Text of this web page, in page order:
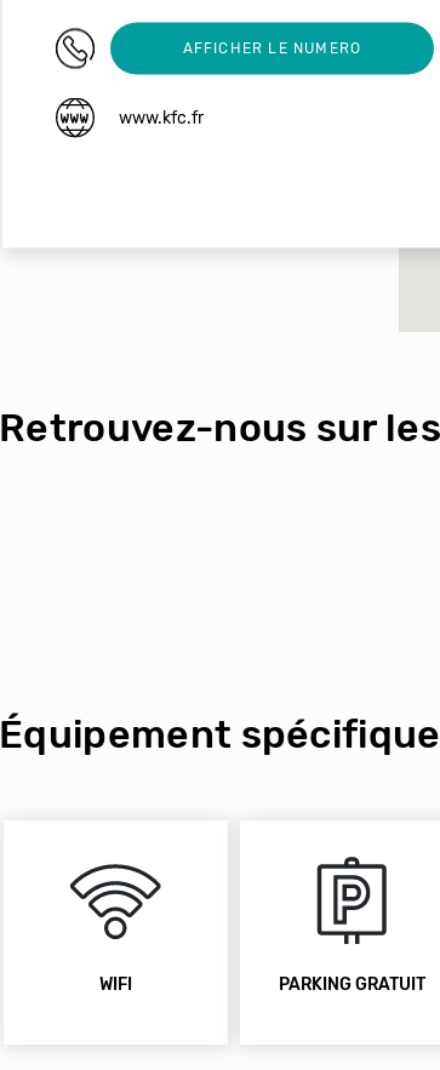
03 26 26 50 58AFFICHER LE NUMERO
www.kfc.fr
Équipement spécifique
WIFI PARKING GRATUIT
Retrouvez-nous sur